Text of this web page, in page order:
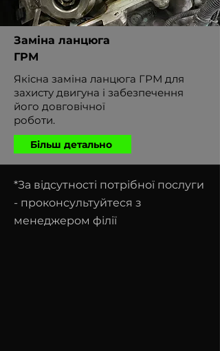
Заміна ланцюга
ГРМ
Якісна заміна ланцюга ГРМ для
захисту двигуна і забезпечення
його довговічної
роботи.
Більш детально
*За відсутності потрібної послуги
- проконсультуйтеся з
менеджером філії